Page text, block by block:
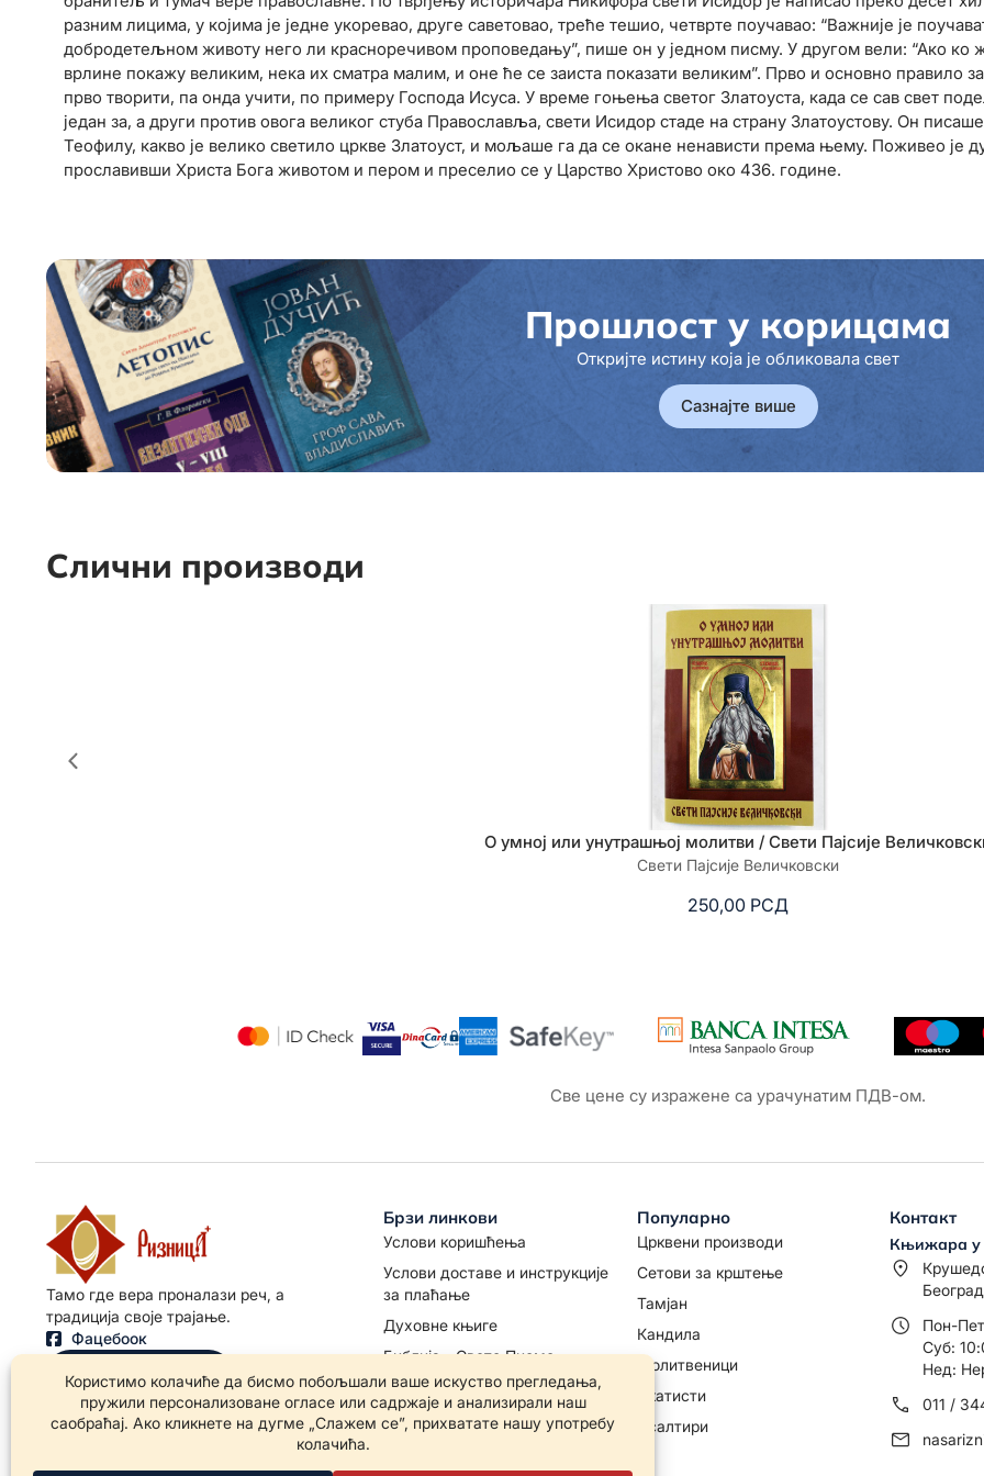
разним лицима, у којима је једне укоревао, друге саветовао, треће тешио, четврте поучавао: “Важније је
добродетељном животу него ли красноречивом проповедању”, пише он у једном писму. У другом вели: “Ако ко
врлине покажу великим, нека их сматра малим, и оне ће се заиста показати великим”. Прво и основно правило
прво творити, па онда учити, по примеру Господа Исуса. У време гоњења светог Златоуста, када се сав свет
један за, а други против овога великог стуба Православља, свети Исидор стаде на страну Златоустову. Он
Теофилу, какво је велико светило цркве Златоуст, и мољаше га да се окане ненависти према њему. Поживео је
прославивши Христа Бога животом и пером и преселио се у Царство Христово око 436. године.
Прошлост у корицама
Откријте истину која је обликовала свет
Сазнајте више
Слични производи
О умној или унутрашњој молитви / Свети Пајсије
Свети Пајсије Величковски
250,00 РСД
Све цене су изражене са урачунатим ПДВ-ом.
Тамо где вера проналази реч, а
традиција своје трајање.
Фацебоок
Позовите нас
Брзи линкови
Услови коришћења
Услови доставе и инструкције
за плаћање
Духовне књиге
Библија - Свето Писмо
Иконе
Иконе Богородице
Популарно
Црквени производи
Сетови за крштење
Тамјан
Кандила
Молитвеници
Акатисти
Псалтири
Контакт
Књижара у
Пон-
Суб:
Нед:
011 /